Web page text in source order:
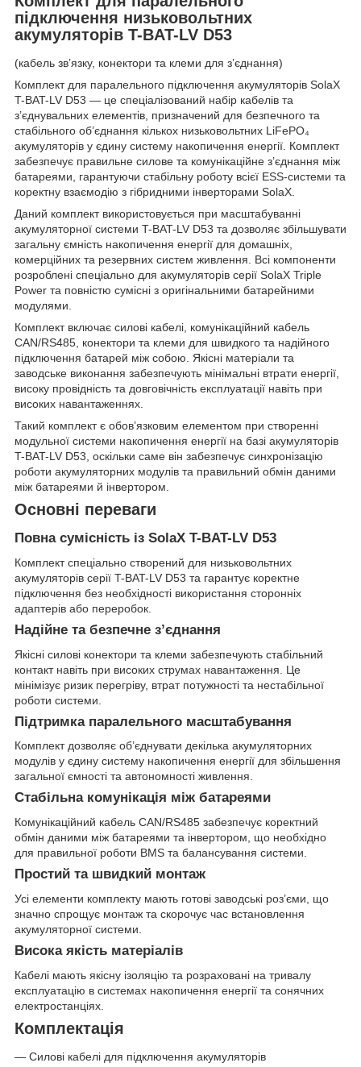
підключення низьковольтних
акумуляторів T-BAT-LV D53
(кабель зв’язку, конектори та клеми для з’єднання)
Комплект для паралельного підключення акумуляторів SolaX
T-BAT-LV D53 — це спеціалізований набір кабелів та
з’єднувальних елементів, призначений для безпечного та
стабільного об’єднання кількох низьковольтних LiFePO₄
акумуляторів у єдину систему накопичення енергії. Комплект
забезпечує правильне силове та комунікаційне з’єднання між
батареями, гарантуючи стабільну роботу всієї ESS-системи та
коректну взаємодію з гібридними інверторами SolaX.
Даний комплект використовується при масштабуванні
акумуляторної системи T-BAT-LV D53 та дозволяє збільшувати
загальну ємність накопичення енергії для домашніх,
комерційних та резервних систем живлення. Всі компоненти
розроблені спеціально для акумуляторів серії SolaX Triple
Power та повністю сумісні з оригінальними батарейними
модулями.
Комплект включає силові кабелі, комунікаційний кабель
CAN/RS485, конектори та клеми для швидкого та надійного
підключення батарей між собою. Якісні матеріали та
заводське виконання забезпечують мінімальні втрати енергії,
високу провідність та довговічність експлуатації навіть при
високих навантаженнях.
Такий комплект є обов’язковим елементом при створенні
модульної системи накопичення енергії на базі акумуляторів
T-BAT-LV D53, оскільки саме він забезпечує синхронізацію
роботи акумуляторних модулів та правильний обмін даними
між батареями й інвертором.
Основні переваги
Повна сумісність із SolaX T-BAT-LV D53
Комплект спеціально створений для низьковольтних
акумуляторів серії T-BAT-LV D53 та гарантує коректне
підключення без необхідності використання сторонніх
адаптерів або переробок.
Надійне та безпечне з’єднання
Якісні силові конектори та клеми забезпечують стабільний
контакт навіть при високих струмах навантаження. Це
мінімізує ризик перегріву, втрат потужності та нестабільної
роботи системи.
Підтримка паралельного масштабування
Комплект дозволяє об’єднувати декілька акумуляторних
модулів у єдину систему накопичення енергії для збільшення
загальної ємності та автономності живлення.
Стабільна комунікація між батареями
Комунікаційний кабель CAN/RS485 забезпечує коректний
обмін даними між батареями та інвертором, що необхідно
для правильної роботи BMS та балансування системи.
Простий та швидкий монтаж
Усі елементи комплекту мають готові заводські роз’єми, що
значно спрощує монтаж та скорочує час встановлення
акумуляторної системи.
Висока якість матеріалів
Кабелі мають якісну ізоляцію та розраховані на тривалу
експлуатацію в системах накопичення енергії та сонячних
електростанціях.
Комплектація
— Силові кабелі для підключення акумуляторів